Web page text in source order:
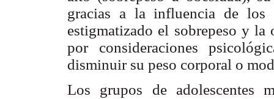
gracias a la influencia de los
estigmatizado el sobrepeso y
por consideraciones
disminuir su peso corporal o
Los grupos de adolescentes